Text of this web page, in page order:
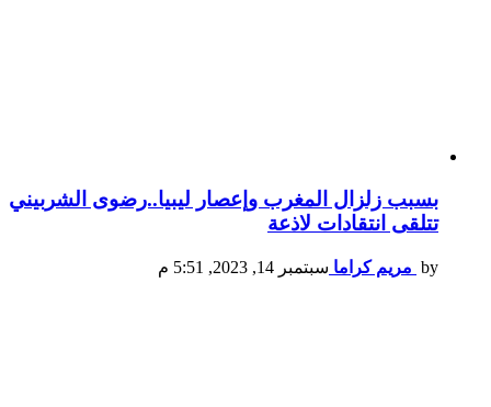
بسبب زلزال المغرب وإعصار ليبيا..رضوى الشربيني
تتلقى انتقادات لاذعة
by مريم كراما سبتمبر 14, 2023, 5:51 م